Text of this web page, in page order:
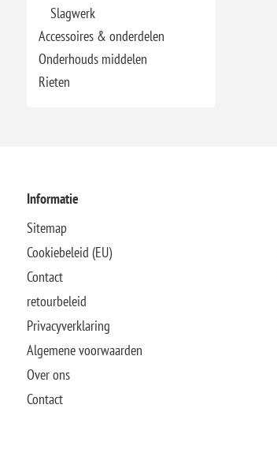
Slagwerk
Accessoires & onderdelen
Onderhouds middelen
Rieten
Informatie
Sitemap
Cookiebeleid (EU)
Contact
retourbeleid
Privacyverklaring
Algemene voorwaarden
Over ons
Contact